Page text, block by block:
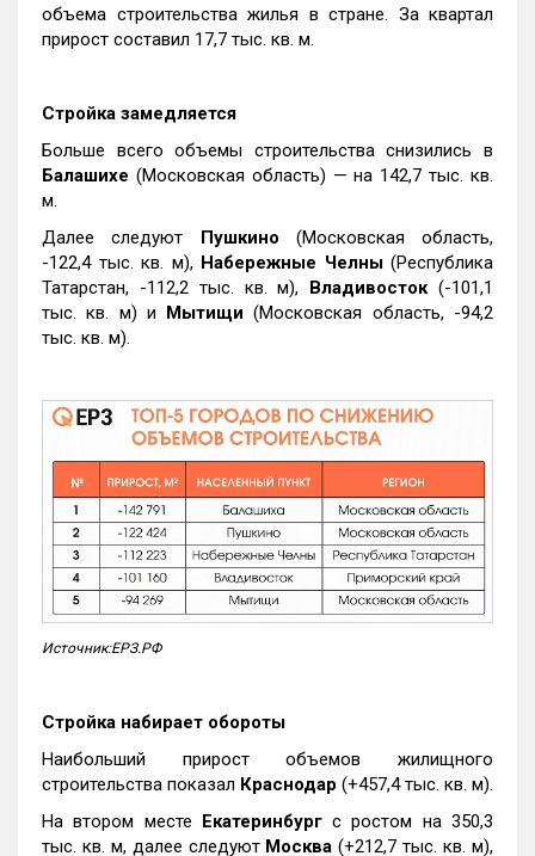
объема строительства жилья в стране. За квартал
прирост составил 17,7 тыс. кв. м.
Стройка замедляется
Больше всего объемы строительства снизились в
Балашихе (Московская область) — на 142,7 тыс. кв.
м.
Далее следуют Пушкино (Московская область,
-122,4 тыс. кв. м), Набережные Челны(Республика
Татарстан, -112,2 тыс. кв. м), Владивосток(-101,1
тыс. кв. м) и Мытищи (Московская область, -94,2
тыс. кв. м).
Источник:ЕРЗ.РФ
Стройка набирает обороты
Наибольший прирост объемов жилищного
строительства показал Краснодар (+457,4 тыс. кв. м).
На втором месте Екатеринбургс ростом на 350,3
тыс. кв. м, далее следуют Москва (+212,7 тыс. кв. м),